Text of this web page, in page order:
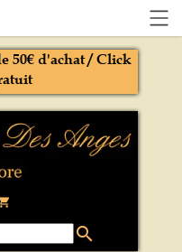
50€ d'achat / Click
search